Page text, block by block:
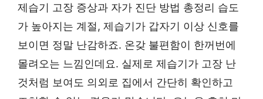
제습기 고장 증상과 자가 진단 방법 총정리 습도
가 높아지는 계절, 제습기가 갑자기 이상 신호를
보이면 정말 난감하죠. 온갖 불편함이 한꺼번에
몰려오는 느낌인데요. 실제로 제습기가 고장 난
것처럼 보여도 의외로 집에서 간단히 확인하고